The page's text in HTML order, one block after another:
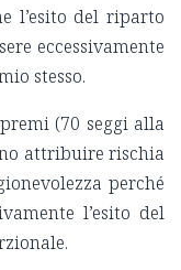
l’esito del riparto
eccessivamente
stesso.
(70 seggi alla
attribuire rischia
perché
l’esito del